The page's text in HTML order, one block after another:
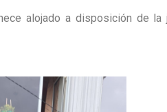
alojado a disposición de la